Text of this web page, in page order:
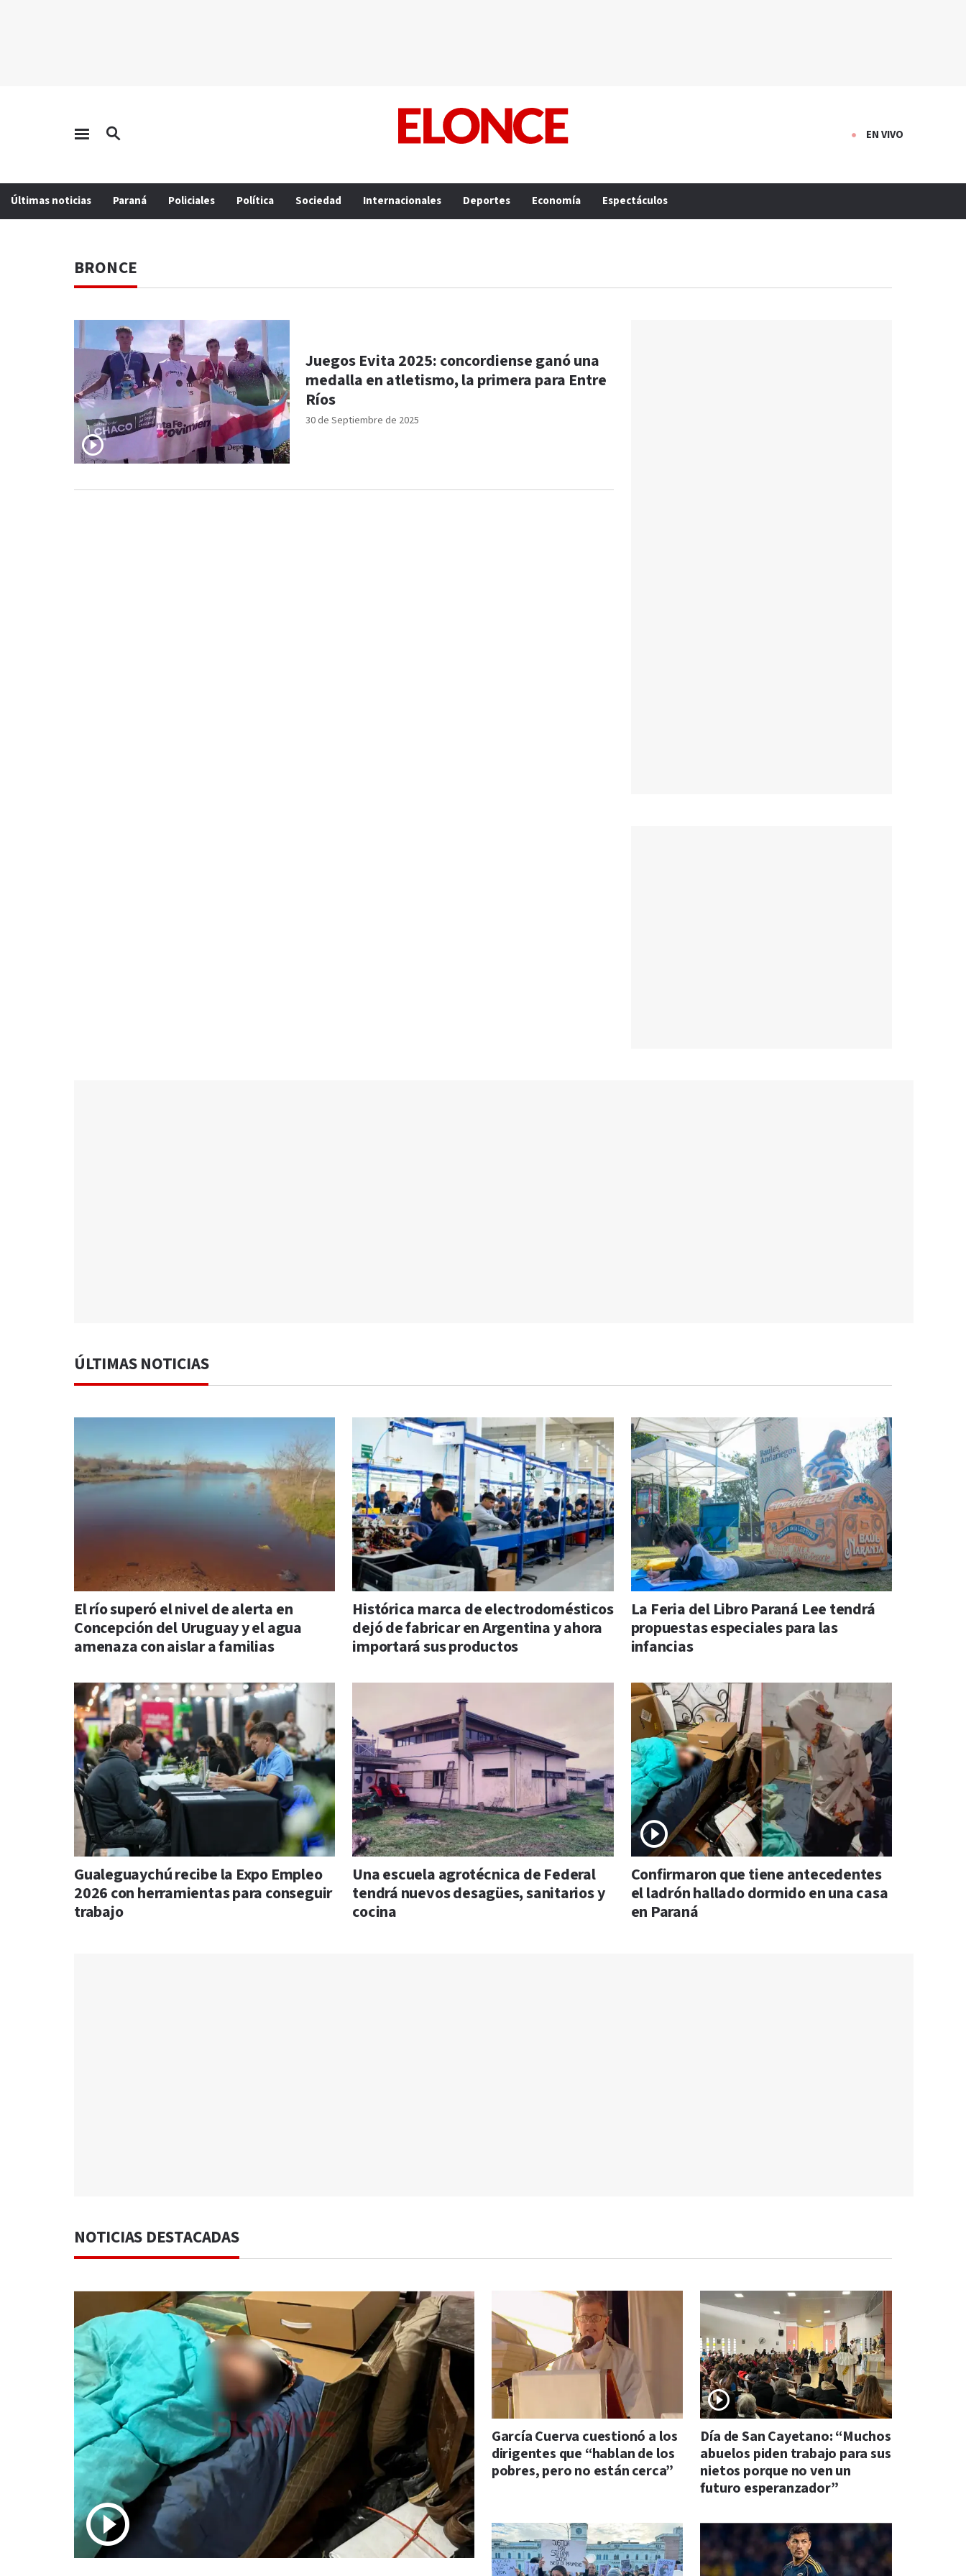
EN VIVO
Últimas noticias Paraná Policiales Política Sociedad Internacionales Deportes Economía Espectáculos
BRONCE
30 de Septiembre de 2025
Juegos Evita 2025: concordiense ganó una
medalla en atletismo, la primera para Entre
Ríos
ÚLTIMAS NOTICIAS
El río superó el nivel de alerta en
Concepción del Uruguay y el agua
amenaza con aislar a familias
Histórica marca de electrodomésticos
dejó de fabricar en Argentina y ahora
importará sus productos
La Feria del Libro Paraná Lee tendrá
propuestas especiales para las
infancias
Gualeguaychú recibe la Expo Empleo
2026 con herramientas para conseguir
trabajo
Una escuela agrotécnica de Federal
tendrá nuevos desagües, sanitarios y
cocina
Confirmaron que tiene antecedentes
el ladrón hallado dormido en una casa
en Paraná
NOTICIAS DESTACADAS
García Cuerva cuestionó a los
dirigentes que “hablan de los
pobres, pero no están cerca”
Día de San Cayetano: “Muchos
abuelos piden trabajo para sus
nietos porque no ven un
futuro esperanzador”